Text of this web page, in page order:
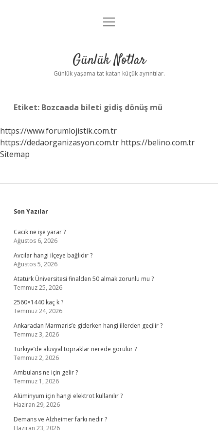
Anasayfa
Yasal Uyarı
menüyü
Günlük Notlar
Günlük yaşama tat katan küçük ayrıntılar.
Etiket: Bozcaada bileti gidiş dönüş mü
https://www.forumlojistik.com.tr
https://dedaorganizasyon.com.tr https://belino.com.tr
Sitemap
Sidebar
Son Yazılar
Cacık ne işe yarar ?
Ağustos 6, 2026
Avcılar hangi ilçeye bağlıdır ?
Ağustos 5, 2026
Atatürk Üniversitesi finalden 50 almak zorunlu mu ?
Temmuz 25, 2026
2560×1440 kaç k ?
Temmuz 24, 2026
Ankaradan Marmaris’e giderken hangi illerden geçilir ?
Temmuz 3, 2026
Türkiye’de alüvyal topraklar nerede görülür ?
Temmuz 2, 2026
Ambulans ne için gelir ?
Temmuz 1, 2026
Alüminyum için hangi elektrot kullanılır ?
Haziran 29, 2026
Demans ve Alzheimer farkı nedir ?
Haziran 23, 2026